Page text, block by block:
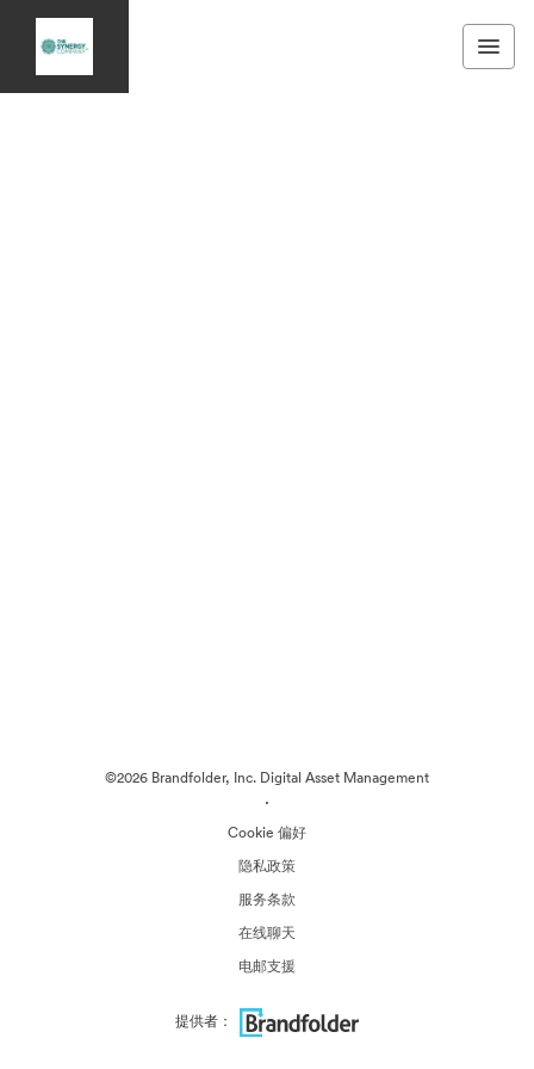
©2026 Brandfolder, Inc. Digital Asset Management
·
Cookie 偏好
隐私政策
服务条款
在线聊天
电邮支援
提供者：